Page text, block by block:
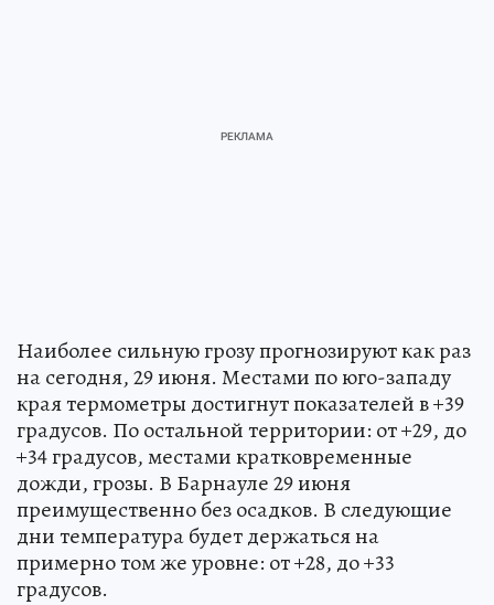
Наиболее сильную грозу прогнозируют как раз
на сегодня, 29 июня. Местами по юго-западу
края термометры достигнут показателей в +39
градусов. По остальной территории: от +29, до
+34 градусов, местами кратковременные
дожди, грозы. В Барнауле 29 июня
преимущественно без осадков. В следующие
дни температура будет держаться на
примерно том же уровне: от +28, до +33
градусов.